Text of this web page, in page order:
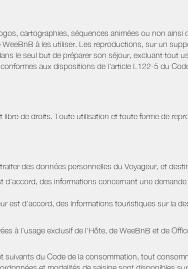
cartographies, séquences animées ou non ainsi
à les utiliser. Les reproductions, sur un
le seul but de préparer son séjour, excluant tout
aux dispositions de l'article L122-5 du
de droits. Toute utilisation et toute forme de
des données personnelles du Voyageur, et
d'accord, des informations concernant une
est d'accord, des informations touristiques sur la
à l’usage exclusif de l’Hôte, de WeeBnB et de
du Code de la consommation, tout